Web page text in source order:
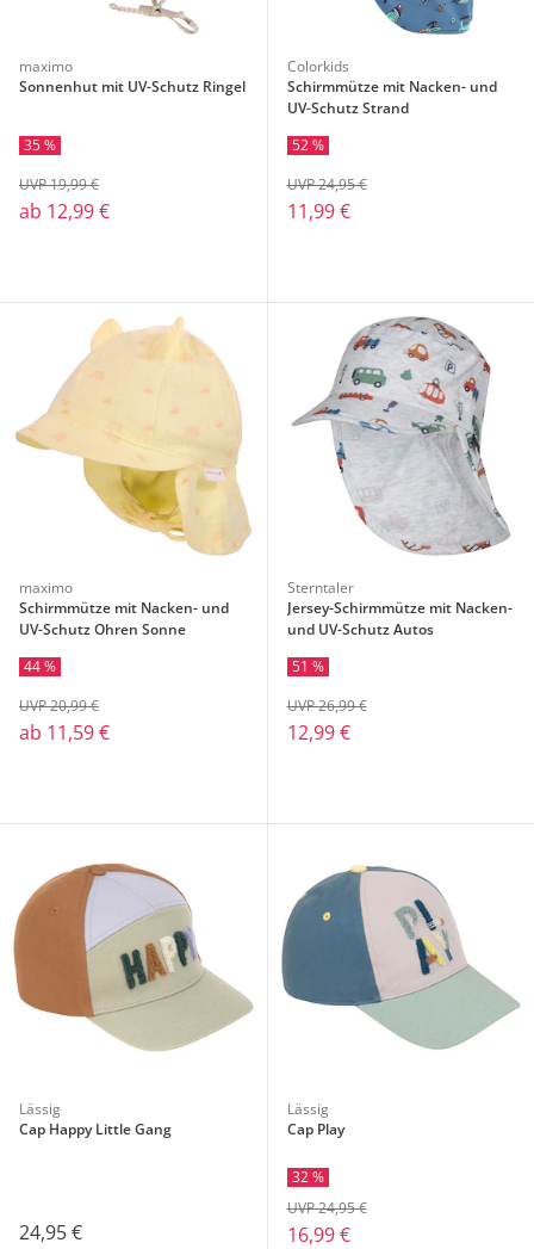
maximo
Sonnenhut mit UV-Schutz Ringel
35 %
ab 12,99 €
UVP 19,99 €
Colorkids
Schirmmütze mit Nacken- und
UV-Schutz Strand
52 %
11,99 €
UVP 24,95 €
maximo
Schirmmütze mit Nacken- und
UV-Schutz Ohren Sonne
44 %
ab 11,59 €
UVP 20,99 €
Sterntaler
Jersey-Schirmmütze mit Nacken-
und UV-Schutz Autos
51 %
12,99 €
UVP 26,99 €
Lässig
Cap Happy Little Gang
24,95 €
Lässig
Cap Play
32 %
16,99 €
UVP 24,95 €